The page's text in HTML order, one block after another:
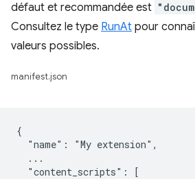
défaut et recommandée est
Consultez le type RunAt pour
valeurs possibles.
manifest.json
{
  "name": "My extension",
  ...
  "content_scripts": [